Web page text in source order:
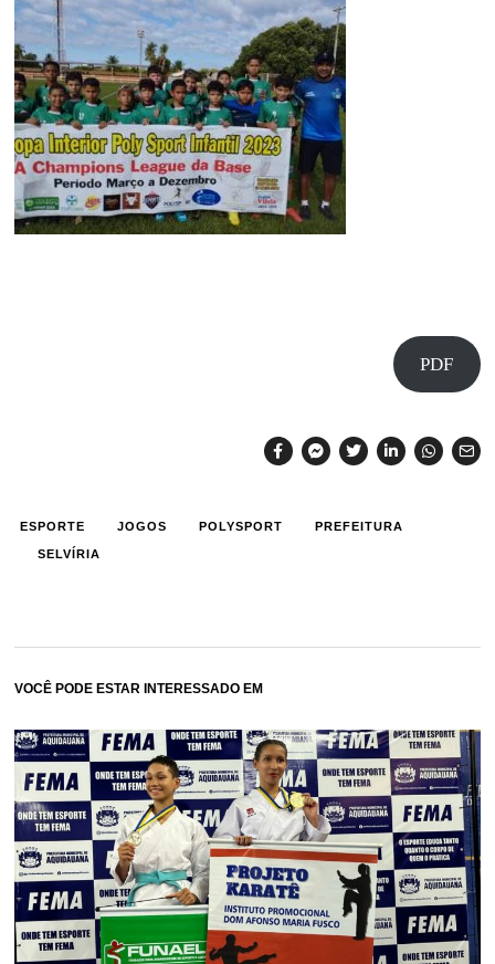
PDF
ESPORTE JOGOS POLYSPORT PREFEITURA
SELVÍRIA
VOCÊ PODE ESTAR INTERESSADO EM